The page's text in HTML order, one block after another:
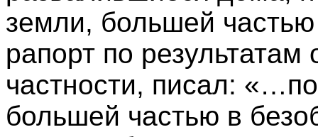
земли, большей
рапорт по
частности, писал:
большей частью в